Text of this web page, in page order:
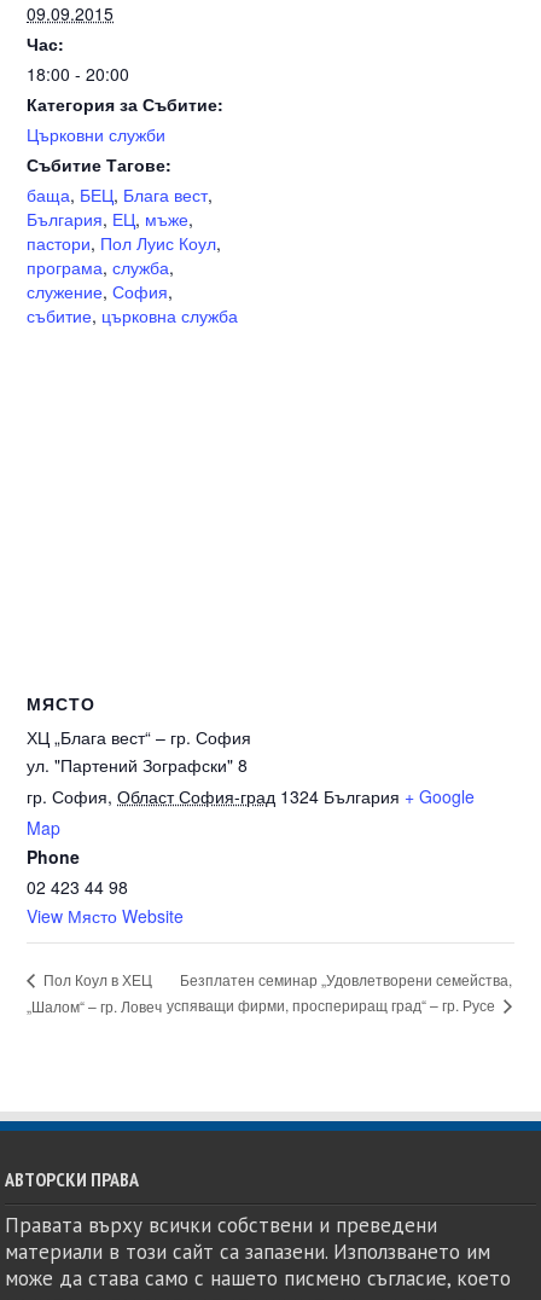
09.09.2015
Час:
18:00 - 20:00
Категория за Събитие:
Църковни служби
Събитие Тагове:
баща, БЕЦ, Блага вест,
България, ЕЦ, мъже,
пастори, Пол Луис Коул,
програма,служба,
служение,София,
събитие, църковна служба
МЯСТО
ХЦ „Блага вест“ – гр. София
ул. "Партений Зографски" 8
гр. София, Област София-град 1324 България + Google
Map
Phone
02 423 44 98
View Място Website
Пол Коул в ХЕЦ
„Шалом“ – гр. Ловеч
Безплатен семинар „Удовлетворени семейства,
успяващи фирми, проспериращ град“ – гр. Русе
АВТОРСКИ ПРАВА
Правата върху всички собствени и преведени
материали в този сайт са запазени. Използването им
може да става само с нашето писмено съгласие, което